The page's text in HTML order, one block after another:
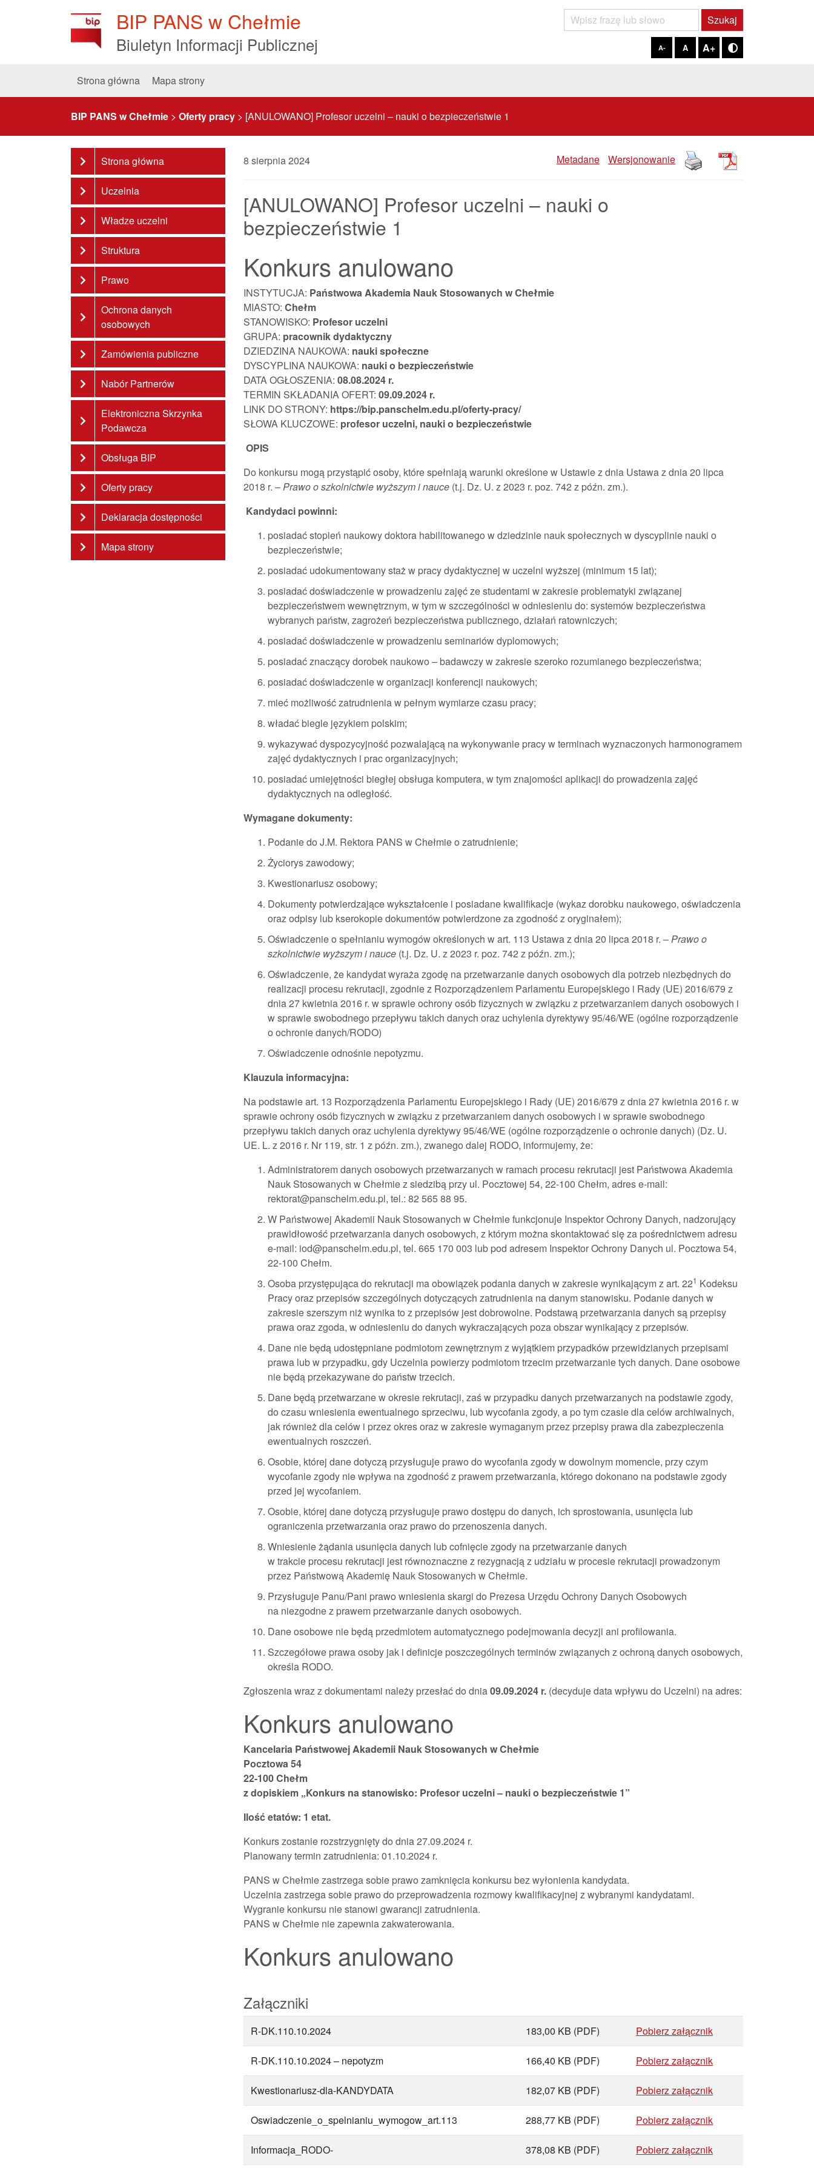
BIP PANS w Chełmie
Biuletyn Informacji Publicznej
Szukaj Szukaj
A- A A+
Tryb kontrastowy
Strona główna
Mapa strony
BIP PANS w Chełmie > Oferty pracy > [ANULOWANO] Profesor uczelni – nauki o bezpieczeństwie 1
Strona główna
Uczelnia
Władze uczelni
Struktura
Prawo
Ochrona danych
osobowych
Zamówienia publiczne
Nabór Partnerów
Elektroniczna Skrzynka
Podawcza
Obsługa BIP
Oferty pracy
Deklaracja dostępności
Mapa strony
8 sierpnia 2024 Metadane Wersjonowanie
[ANULOWANO] Profesor uczelni – nauki o
bezpieczeństwie 1
Konkurs anulowano
INSTYTUCJA: Państwowa Akademia Nauk Stosowanych w Chełmie
MIASTO: Chełm
STANOWISKO: Profesor uczelni
GRUPA: pracownikdydaktyczny
DZIEDZINA NAUKOWA: nauki społeczne
DYSCYPLINA NAUKOWA: nauki o bezpieczeństwie
DATA OGŁOSZENIA: 08.08.2024 r.
TERMIN SKŁADANIA OFERT: 09.09.2024 r.
LINK DO STRONY: https://bip.panschelm.edu.pl/oferty-pracy/
SŁOWA KLUCZOWE: profesor uczelni, nauki o bezpieczeństwie
OPIS
Do konkursu mogą przystąpić osoby, które spełniają warunki określone w Ustawie z dnia Ustawa z dnia 20 lipca
2018 r. –Prawo o szkolnictwie wyższym i nauce (t.j. Dz. U. z 2023 r. poz. 742 z późn. zm.).
Kandydaci powinni:
posiadać stopień naukowy doktora habilitowanego w dziedzinie nauk społecznych w dyscyplinie nauki o
bezpieczeństwie;
posiadać udokumentowany staż w pracy dydaktycznej w uczelni wyższej (minimum 15 lat);
posiadać doświadczenie w prowadzeniu zajęć ze studentami w zakresie problematyki związanej
bezpieczeństwem wewnętrznym, w tym w szczególności w odniesieniu do: systemów bezpieczeństwa
wybranych państw, zagrożeń bezpieczeństwa publicznego, działań ratowniczych;
posiadać doświadczenie w prowadzeniu seminariów dyplomowych;
posiadać znaczący dorobek naukowo – badawczy w zakresie szeroko rozumianego bezpieczeństwa;
posiadać doświadczenie w organizacji konferencji naukowych;
mieć możliwość zatrudnienia w pełnym wymiarze czasu pracy;
władać biegle językiem polskim;
wykazywać dyspozycyjność pozwalającą na wykonywanie pracy w terminach wyznaczonych harmonogramem
zajęć dydaktycznych i prac organizacyjnych;
posiadać umiejętności biegłej obsługa komputera, w tym znajomości aplikacji do prowadzenia zajęć
dydaktycznych na odległość.
Wymagane dokumenty:
Podanie do J.M. Rektora PANS w Chełmie o zatrudnienie;
Życiorys zawodowy;
Kwestionariusz osobowy;
Dokumenty potwierdzające wykształcenie i posiadane kwalifikacje (wykaz dorobku naukowego, oświadczenia
oraz odpisy lub kserokopie dokumentów potwierdzone za zgodność z oryginałem);
Oświadczenie o spełnianiu wymogów określonych w art. 113 Ustawa z dnia 20 lipca 2018 r. –Prawo o
szkolnictwie wyższym i nauce (t.j. Dz. U. z 2023 r. poz. 742 z późn. zm.);
Oświadczenie, że kandydat wyraża zgodę na przetwarzanie danych osobowych dla potrzeb niezbędnych do
realizacji procesu rekrutacji, zgodnie z Rozporządzeniem Parlamentu Europejskiego i Rady (UE) 2016/679 z
dnia 27 kwietnia 2016 r. w sprawie ochrony osób fizycznych w związku z przetwarzaniem danych osobowych i
w sprawie swobodnego przepływu takich danych oraz uchylenia dyrektywy 95/46/WE (ogólne rozporządzenie
o ochronie danych/RODO)
Oświadczenie odnośnie nepotyzmu.
Klauzula informacyjna:
Na podstawie art. 13 Rozporządzenia Parlamentu Europejskiego i Rady (UE) 2016/679 z dnia 27 kwietnia 2016 r. w
sprawie ochrony osób fizycznych w związku z przetwarzaniem danych osobowych i w sprawie swobodnego
przepływu takich danych oraz uchylenia dyrektywy 95/46/WE (ogólne rozporządzenie o ochronie danych) (Dz. U.
UE. L. z 2016 r. Nr 119, str. 1 z późn. zm.), zwanego dalej RODO, informujemy, że:
Administratorem danych osobowych przetwarzanych w ramach procesu rekrutacji jest Państwowa Akademia
Nauk Stosowanych w Chełmie z siedzibą przy ul. Pocztowej 54, 22-100 Chełm, adres e-mail:
rektorat@panschelm.edu.pl, tel.: 82 565 88 95.
W Państwowej Akademii Nauk Stosowanych w Chełmie funkcjonuje Inspektor Ochrony Danych, nadzorujący
prawidłowość przetwarzania danych osobowych, z którym można skontaktować się za pośrednictwem adresu
e-mail: iod@panschelm.edu.pl, tel. 665 170 003 lub pod adresem Inspektor Ochrony Danych ul. Pocztowa 54,
22-100 Chełm.
Osoba przystępująca do rekrutacji ma obowiązek podania danych w zakresie wynikającym z art. 221 Kodeksu
Pracy oraz przepisów szczególnych dotyczących zatrudnienia na danym stanowisku. Podanie danych w
zakresie szerszym niż wynika to z przepisów jest dobrowolne. Podstawą przetwarzania danych są przepisy
prawa oraz zgoda, w odniesieniu do danych wykraczających poza obszar wynikający z przepisów.
Dane nie będą udostępniane podmiotom zewnętrznym z wyjątkiem przypadków przewidzianych przepisami
prawa lub w przypadku, gdy Uczelnia powierzy podmiotom trzecim przetwarzanie tych danych. Dane osobowe
nie będą przekazywane do państw trzecich.
Dane będą przetwarzane w okresie rekrutacji, zaś w przypadku danych przetwarzanych na podstawie zgody,
do czasu wniesienia ewentualnego sprzeciwu, lub wycofania zgody, a po tym czasie dla celów archiwalnych,
jak również dla celów i przez okres oraz w zakresie wymaganym przez przepisy prawa dla zabezpieczenia
ewentualnych roszczeń.
Osobie, której dane dotyczą przysługuje prawo do wycofania zgody w dowolnym momencie, przy czym
wycofanie zgody nie wpływa na zgodność z prawem przetwarzania, którego dokonano na podstawie zgody
przed jej wycofaniem.
Osobie, której dane dotyczą przysługuje prawo dostępu do danych, ich sprostowania, usunięcia lub
ograniczenia przetwarzania oraz prawo do przenoszenia danych.
Wniesienie żądania usunięcia danych lub cofnięcie zgody na przetwarzanie danych
w trakcie procesu rekrutacji jest równoznaczne z rezygnacją z udziału w procesie rekrutacji prowadzonym
przez Państwową Akademię Nauk Stosowanych w Chełmie.
Przysługuje Panu/Pani prawo wniesienia skargi do Prezesa Urzędu Ochrony Danych Osobowych
na niezgodne z prawem przetwarzanie danych osobowych.
Dane osobowe nie będą przedmiotem automatycznego podejmowania decyzji ani profilowania.
Szczegółowe prawa osoby jak i definicje poszczególnych terminów związanych z ochroną danych osobowych,
określa RODO.
Zgłoszenia wraz z dokumentami należy przesłać do dnia09.09.2024 r. (decyduje data wpływu do Uczelni) na adres:
Konkurs anulowano
Kancelaria Państwowej Akademii Nauk Stosowanych w Chełmie
Pocztowa 54
22-100 Chełm
z dopiskiem „Konkurs na stanowisko: Profesor uczelni – nauki o bezpieczeństwie 1”
Ilość etatów: 1 etat.
Konkurs zostanie rozstrzygnięty do dnia 27.09.2024 r.
Planowany termin zatrudnienia: 01.10.2024 r.
PANS w Chełmie zastrzega sobie prawo zamknięcia konkursu bez wyłonienia kandydata.
Uczelnia zastrzega sobie prawo do przeprowadzenia rozmowy kwalifikacyjnej z wybranymi kandydatami.
Wygranie konkursu nie stanowi gwarancji zatrudnienia.
PANS w Chełmie nie zapewnia zakwaterowania.
Konkurs anulowano
Załączniki
R-DK.110.10.2024 183,00 KB (PDF) Pobierz załącznik
R-DK.110.10.2024 – nepotyzm 166,40 KB (PDF) Pobierz załącznik
Kwestionariusz-dla-KANDYDATA 182,07 KB (PDF) Pobierz załącznik
Oswiadczenie_o_spelnianiu_wymogow_art.113 288,77 KB (PDF) Pobierz załącznik
Informacja_RODO- 378,08 KB (PDF) Pobierz załącznik